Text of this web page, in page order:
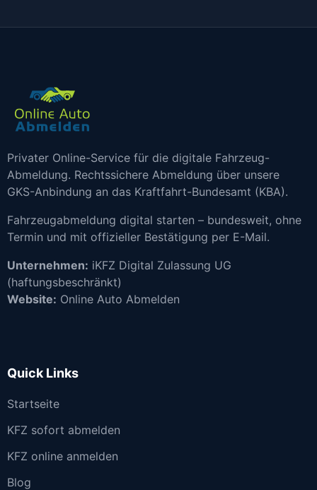
Privater Online-Service für die digitale Fahrzeug-
Abmeldung. Rechtssichere Abmeldung über unsere
GKS-Anbindung an das Kraftfahrt-Bundesamt (KBA).
Fahrzeugabmeldung digital starten – bundesweit, ohne
Termin und mit offizieller Bestätigung per E-Mail.
Unternehmen: iKFZ Digital Zulassung UG
(haftungsbeschränkt)
Website: Online Auto Abmelden
Quick Links
Startseite
KFZ sofort abmelden
KFZ online anmelden
Blog